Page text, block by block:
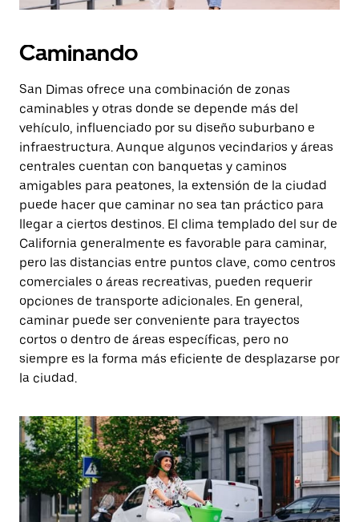
Caminando
San Dimas ofrece una combinación de zonas
caminables y otras donde se depende más del
vehículo, influenciado por su diseño suburbano e
infraestructura. Aunque algunos vecindarios y áreas
centrales cuentan con banquetas y caminos
amigables para peatones, la extensión de la ciudad
puede hacer que caminar no sea tan práctico para
llegar a ciertos destinos. El clima templado del sur de
California generalmente es favorable para caminar,
pero las distancias entre puntos clave, como centros
comerciales o áreas recreativas, pueden requerir
opciones de transporte adicionales. En general,
caminar puede ser conveniente para trayectos
cortos o dentro de áreas específicas, pero no
siempre es la forma más eficiente de desplazarse por
la ciudad.